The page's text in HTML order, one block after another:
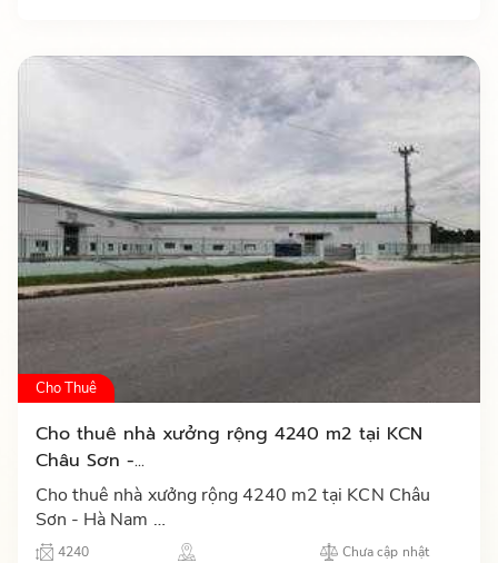
Cho Thuê
Cho thuê nhà xưởng rộng 4240 m2 tại KCN
Châu Sơn -...
Cho thuê nhà xưởng rộng 4240 m2 tại KCN Châu
Sơn - Hà Nam …
4240 Chưa cập nhật